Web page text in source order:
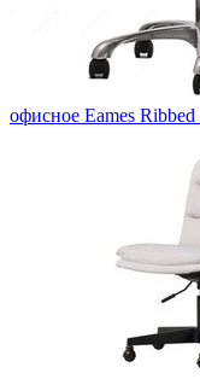
офисное Eames